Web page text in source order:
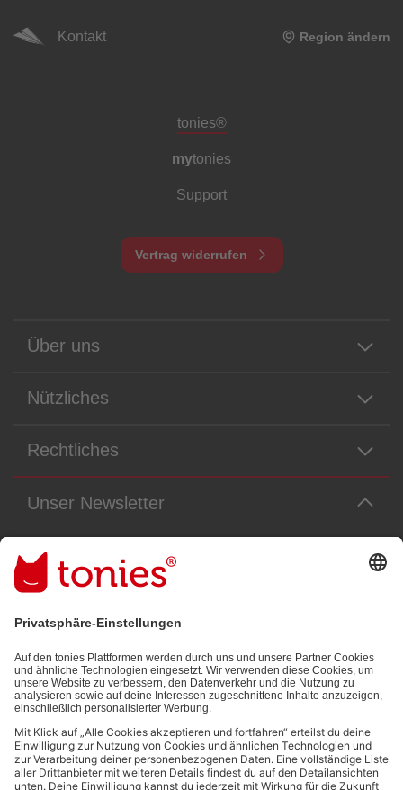
Kontakt Region ändern
Meta-Navigation Footer
tonies®
mytonies
Support
Vertrag widerrufen
Über uns
Nützliches
Rechtliches
Unser Newsletter
E-Mail-Addresse
Mit dem Absenden abonnierst du unseren E-Mail-Newsletter, der auf
und den von dir zu Werbezwecken bereitgestellten
Interaktionsinformationen (z.B. Abspielinformationen) basiert. Du
kannst den Newsletter jederzeit kostenlos abbestellen.
Datenschutzbestimmungen.
Bezahlmethoden: